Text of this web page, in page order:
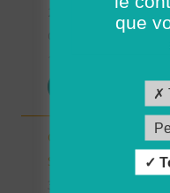
26 - Drôme
Chargé.e de
Stage (H/F)
que